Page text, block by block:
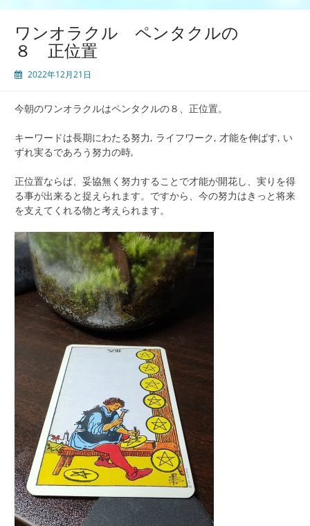
ワンオラクル ペンタクルの
８ 正位置
2022年12月21日
今朝のワンオラクルはペンタクルの８、正位置。
キーワードは長期にわたる努力, ライフワーク, 才能を伸ばす, い
ずれ実るであろう努力の時,
正位置ならば、妥協無く努力することで才能が開花し、実りを得
る事が出来ると捉えられます。ですから、今の努力はきっと将来
を支えてくれる物と考えられます。